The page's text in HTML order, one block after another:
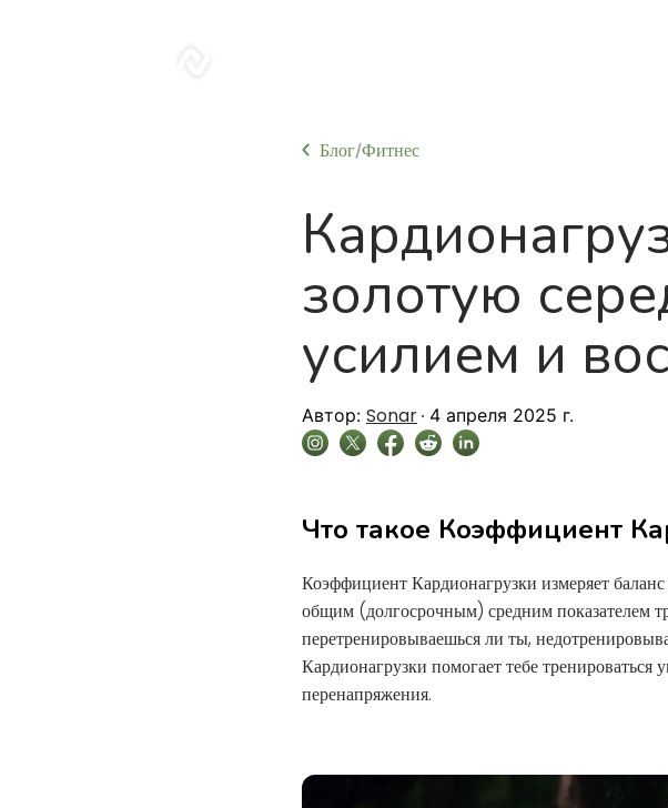
Блог/Фитнес
золотую
усилием и
Автор: Sonar 4 апреля 2025 г.
Что такое Коэффициент
Коэффициент Кардионагрузки измеряет
общим (долгосрочным) средним показателем
перетренировываешься ли ты,
Кардионагрузки помогает тебе
перенапряжения.